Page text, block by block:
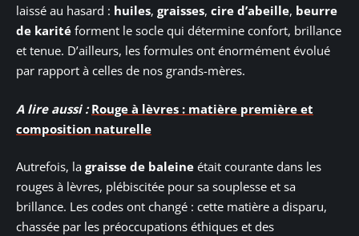
laissé au hasard : huiles, graisses, cire d’abeille, beurre
de karité forment le socle qui détermine confort, brillance
et tenue. D’ailleurs, les formules ont énormément évolué
par rapport à celles de nos grands-mères.
A lire aussi : Rouge à lèvres : matière première et
composition naturelle
Autrefois, la graisse de baleine était courante dans les
rouges à lèvres, plébiscitée pour sa souplesse et sa
brillance. Les codes ont changé : cette matière a disparu,
chassée par les préoccupations éthiques et des